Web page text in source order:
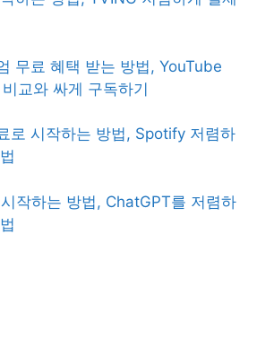
무료 혜택 받는 방법, YouTube
교와 싸게 구독하기
로 시작하는 방법, Spotify 저렴하
작하는 방법, ChatGPT를 저렴하